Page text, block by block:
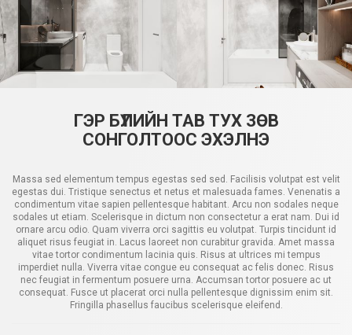
ГЭР БҮЛИЙН ТАВ ТУХ ЗӨВ
СОНГОЛТООС ЭХЭЛНЭ
Massa sed elementum tempus egestas sed sed. Facilisis volutpat est velit
egestas dui. Tristique senectus et netus et malesuada fames. Venenatis a
condimentum vitae sapien pellentesque habitant. Arcu non sodales neque
sodales ut etiam. Scelerisque in dictum non consectetur a erat nam. Dui id
ornare arcu odio. Quam viverra orci sagittis eu volutpat. Turpis tincidunt id
aliquet risus feugiat in. Lacus laoreet non curabitur gravida. Amet massa
vitae tortor condimentum lacinia quis. Risus at ultrices mi tempus
imperdiet nulla. Viverra vitae congue eu consequat ac felis donec. Risus
nec feugiat in fermentum posuere urna. Accumsan tortor posuere ac ut
consequat. Fusce ut placerat orci nulla pellentesque dignissim enim sit.
Fringilla phasellus faucibus scelerisque eleifend.